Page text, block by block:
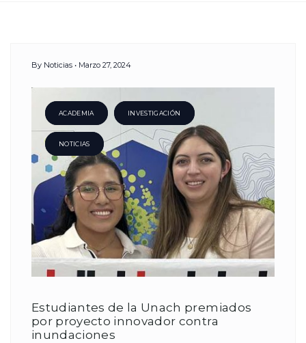
Day:
27
Marzo,
2024
By Noticias Marzo 27, 2024
ACADEMIA INVESTIGACIÓN
NOTICIAS
Estudiantes de la Unach premiados
por proyecto innovador contra
inundaciones